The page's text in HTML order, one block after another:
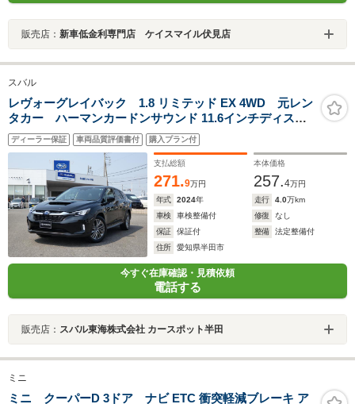
販売店： 新車低金利専門店 ケイスマイル伏見店
スバル
レヴォーグレイバック 1.8 リミテッド EX 4WD 元レン
タカー ハーマンカードンサウンド 11.6インチディスプ
レイ フルセグ Bluetoothオーディオ フロントカメ
ラ サイドカメラ バックカメラ 全周囲カメラ 電動
リヤゲート シートヒーター
ディーラー保証 車両品質評価書付 購入プラン付
支払総額
271.9万円
本体価格
257.4万円
年式
2024年 走行 4.0万km
車検
車検整備付 修復
なし
保証
保証付 整備
法定整備付
住所
愛知県半田市
今すぐ在庫確認・見積依頼
電話する
販売店： スバル東海株式会社 カースポット半田
ミニ
ミニ クーパーD 3ドア ナビ ETC 衝突軽減ブレーキ ア